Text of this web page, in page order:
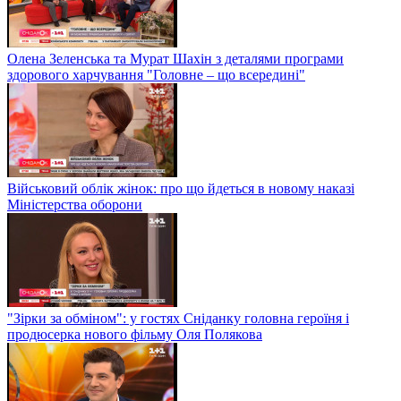
Олена Зеленська та Мурат Шахін з деталями програми
здорового харчування "Головне – що всередині"
Військовий облік жінок: про що йдеться в новому наказі
Міністерства оборони
"Зірки за обміном": у гостях Сніданку головна героїня і
продюсерка нового фільму Оля Полякова